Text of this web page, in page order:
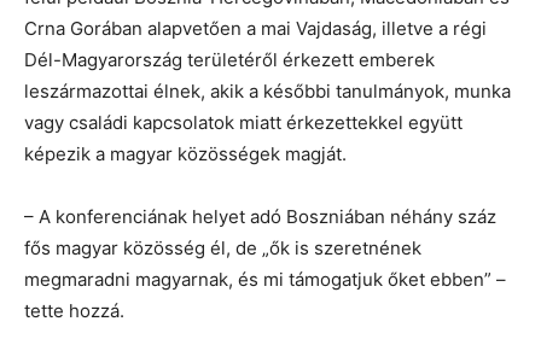
Crna Gorában alapvetően a mai Vajdaság, illetve a régi
Dél-Magyarország területéről érkezett emberek
leszármazottai élnek, akik a későbbi tanulmányok, munka
vagy családi kapcsolatok miatt érkezettekkel együtt
képezik a magyar közösségek magját.
– A konferenciának helyet adó Boszniában néhány száz
fős magyar közösség él, de „ők is szeretnének
megmaradni magyarnak, és mi támogatjuk őket ebben” –
tette hozzá.